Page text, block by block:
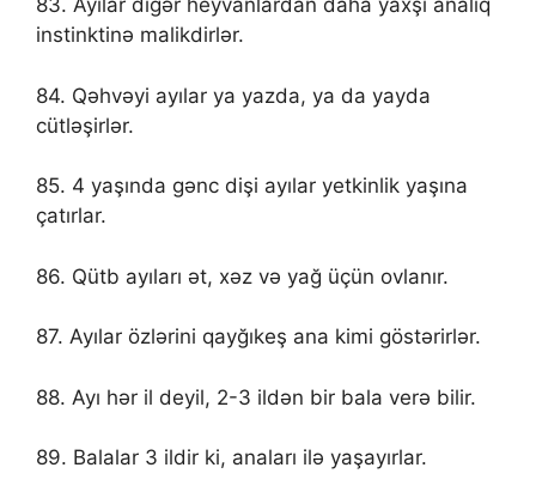
83. Ayılar digər heyvanlardan daha yaxşı analıq
instinktinə malikdirlər.
84. Qəhvəyi ayılar ya yazda, ya da yayda
cütləşirlər.
85. 4 yaşında gənc dişi ayılar yetkinlik yaşına
çatırlar.
86. Qütb ayıları ət, xəz və yağ üçün ovlanır.
87. Ayılar özlərini qayğıkeş ana kimi göstərirlər.
88. Ayı hər il deyil, 2-3 ildən bir bala verə bilir.
89. Balalar 3 ildir ki, anaları ilə yaşayırlar.